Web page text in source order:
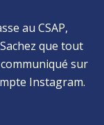
au CSAP,
que tout
sur
Instagram.